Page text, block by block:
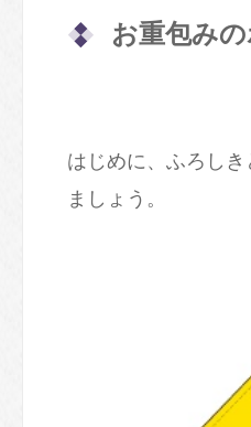
お重包み
はじめに、ふろし
ましょう。